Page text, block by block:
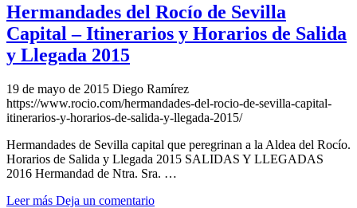
Hermandades del Rocío de Sevilla
Capital – Itinerarios y Horarios de Salida
y Llegada 2015
19 de mayo de 2015 Diego Ramírez
https://www.rocio.com/hermandades-del-rocio-de-sevilla-capital-
itinerarios-y-horarios-de-salida-y-llegada-2015/
Hermandades de Sevilla capital que peregrinan a la Aldea del Rocío.
Horarios de Salida y Llegada 2015 SALIDAS Y LLEGADAS
2016 Hermandad de Ntra. Sra. …
Leer más Deja un comentario